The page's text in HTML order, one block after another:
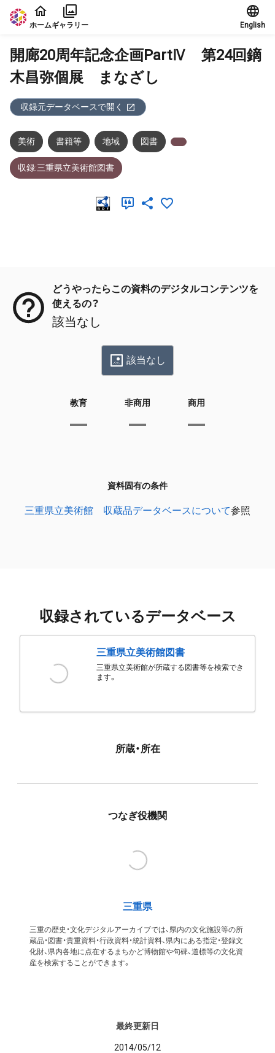
本文に飛ぶ
ホームギャラリー English
開廊20周年記念企画PartⅣ 第24回鏑
木昌弥個展 まなざし
収録元データベースで開く
美術 書籍等 地域 図書
収録:三重県立美術館図書
どうやったらこの資料のデジタルコンテンツを
使えるの？
該当なし
該当なし
教育 非商用 商用
資料固有の条件
三重県立美術館 収蔵品データベースについて参照
収録されているデータベース
三重県立美術館図書
三重県立美術館が所蔵する図書等を検索でき
ます。
所蔵・所在
つなぎ役機関
三重県
三重の歴史・文化デジタルアーカイブでは、県内の文化施設等の所
蔵品・図書・貴重資料・行政資料・統計資料、県内にある指定・登録文
化財、県内各地に点在するまちかど博物館や句碑、道標等の文化資
産を検索することができます。
最終更新日
2014/05/12